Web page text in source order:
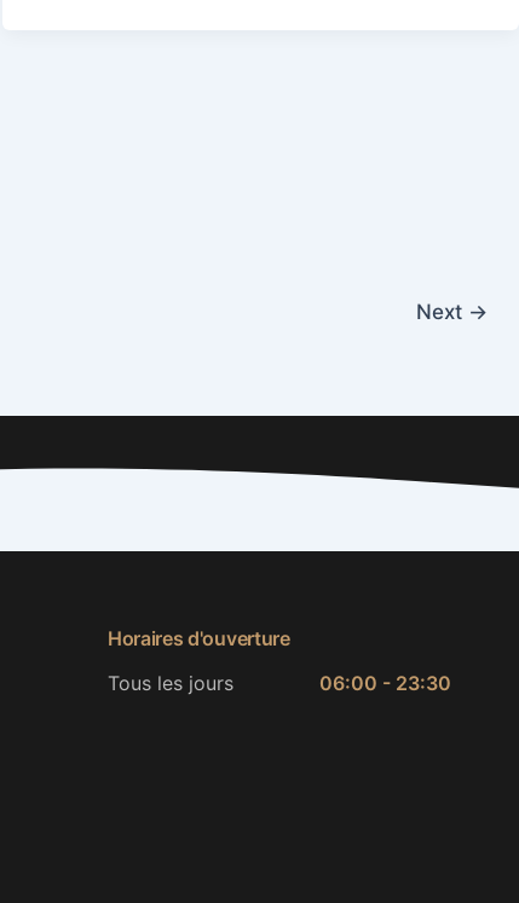
Next →
Horaires d'ouverture
Tous les jours
06:00 - 23:30